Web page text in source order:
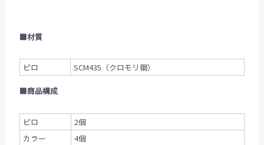
■材質
ピロ SCM435（クロモリ鋼）
■商品構成
ピロ
2個
カラー
4個